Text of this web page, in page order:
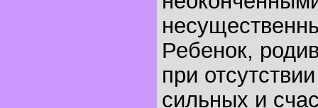
Ребенок,
при
сильных и